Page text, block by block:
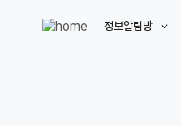
정보알림방